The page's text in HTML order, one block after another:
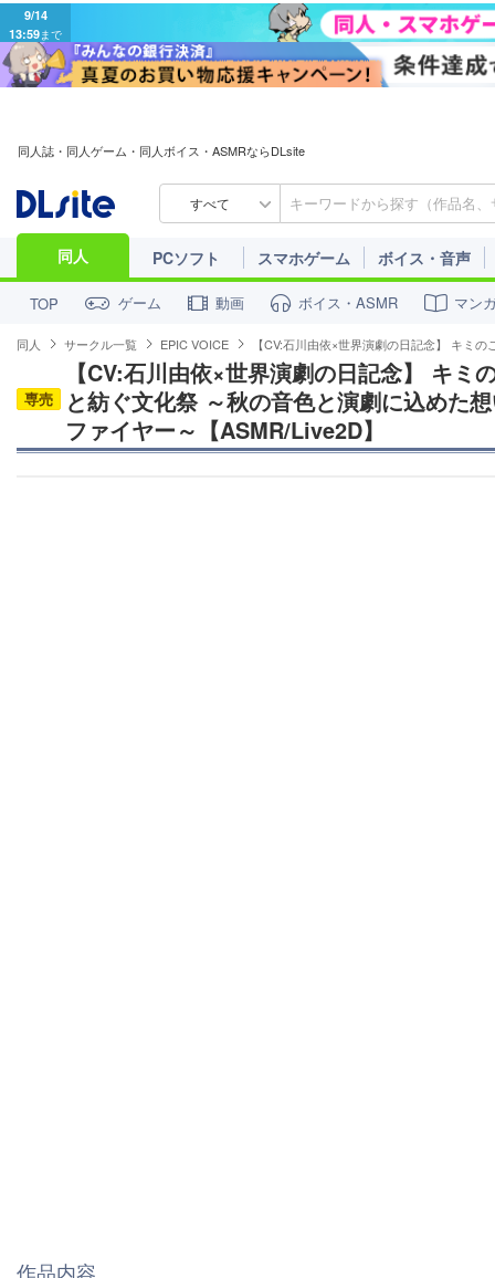
9/14
13:59まで
同人誌・同人ゲーム・同人ボイス・ASMRならDLsite
すべて
同人 PCソフト スマホゲーム ボイス・音声
TOP ゲーム 動画 ボイス・ASMR マン
同人 サークル一覧 EPIC VOICE 【CV:石川由依×世界演劇の日記念】 キミ
専売
【CV:石川由依×世界演劇の日記念】 キミ
と紡ぐ文化祭 ～秋の音色と演劇に込めた
ファイヤー～【ASMR/Live2D】
作品内容